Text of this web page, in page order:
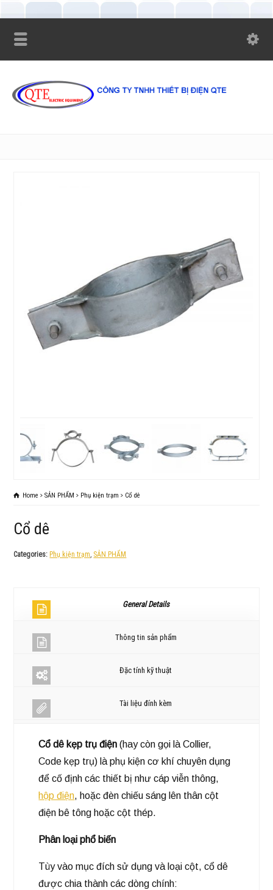
Home SẢN PHẨM Phụ kiện trạm Cổ dê
Cổ dê
Categories: Phụ kiện trạm, SẢN PHẨM
General Details
Thông tin sản phẩm
Đặc tính kỹ thuật
Tài liệu đính kèm
Cổ dê kẹp trụ điện (hay còn gọi là Collier,
Code kẹp trụ) là phụ kiện cơ khí chuyên dụng
để cố định các thiết bị như cáp viễn thông,
hộp điện, hoặc đèn chiếu sáng lên thân cột
điện bê tông hoặc cột thép.
Phân loại phổ biến
Tùy vào mục đích sử dụng và loại cột, cổ dê
được chia thành các dòng chính: